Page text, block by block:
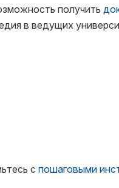
получить
в ведущих
спошаговыми